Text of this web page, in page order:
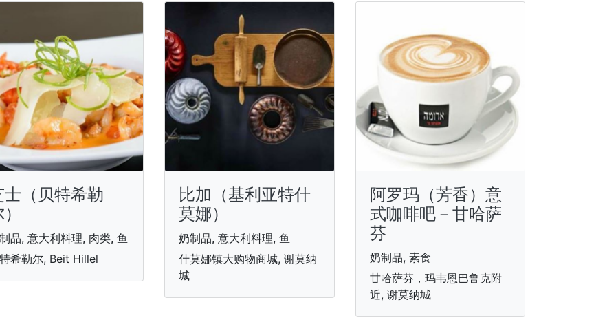
士（贝特希勒
品, 意大利料理, 肉类, 鱼
希勒尔, Beit Hillel
比加（基利亚特什
莫娜）
奶制品, 意大利料理, 鱼
什莫娜镇大购物商城, 谢莫纳
城
阿罗玛（芳香）意
式咖啡吧－甘哈萨
芬
奶制品, 素食
甘哈萨芬，玛韦恩巴鲁克附
近, 谢莫纳城